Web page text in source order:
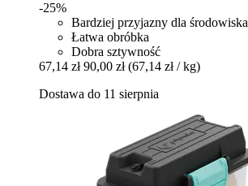
-25%
Bardziej przyjazny dla środowiska
Łatwa obróbka
Dobra sztywność
67,14 zł 90,00 zł (67,14 zł / kg)
Dostawa do 11 sierpnia